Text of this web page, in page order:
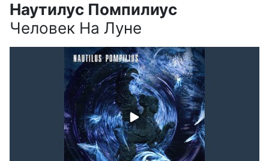
Наутилус Помпилиус
Человек На Луне